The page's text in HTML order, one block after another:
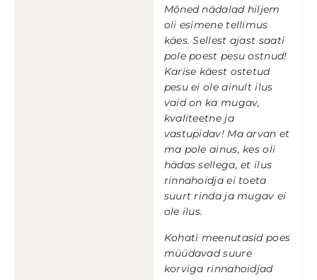
Mõned nädalad hiljem
oli esimene tellimus
käes. Sellest ajast saati
pole poest pesu ostnud!
Karise käest ostetud
pesu ei ole ainult ilus
vaid on ka mugav,
kvaliteetne ja
vastupidav! Ma arvan et
ma pole ainus, kes oli
hädas sellega, et ilus
rinnahoidja ei toeta
suurt rinda ja mugav ei
ole ilus.
Kohati meenutasid poes
müüdavad suure
korviga rinnahoidjad